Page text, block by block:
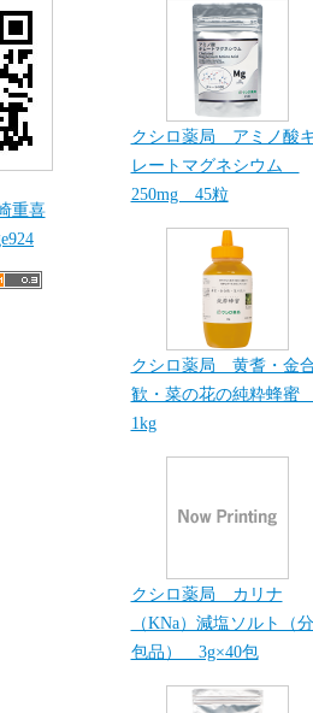
クシロ薬局 アミノ酸
レートマグネシウム
250mg 45粒
クシロ薬局 黄耆・金
歓・菜の花の純粋蜂
1kg
クシロ薬局 カリナ
（KNa）減塩ソルト（分
包品） 3g×40包